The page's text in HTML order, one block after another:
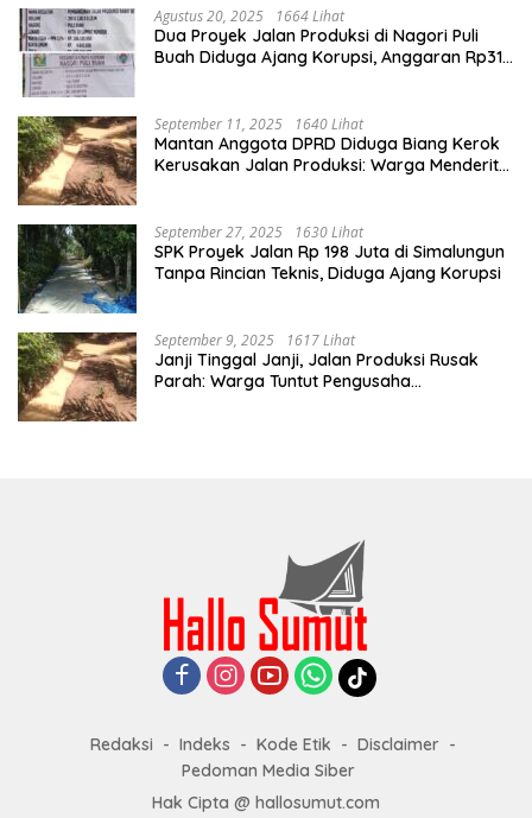
Agustus 20, 2025 1664 Lihat
Dua Proyek Jalan Produksi di Nagori Puli
Buah Diduga Ajang Korupsi, Anggaran Rp314
September 11, 2025 1640 Lihat
Mantan Anggota DPRD Diduga Biang Kerok
Kerusakan Jalan Produksi: Warga Menderita,
September 27, 2025 1630 Lihat
SPK Proyek Jalan Rp 198 Juta di Simalungun
Tanpa Rincian Teknis, Diduga Ajang Korupsi
September 9, 2025 1617 Lihat
Janji Tinggal Janji, Jalan Produksi Rusak
Parah: Warga Tuntut Pengusaha
Redaksi Indeks Kode Etik
Disclaimer
Pedoman Media Siber
Hak Cipta @ hallosumut.com